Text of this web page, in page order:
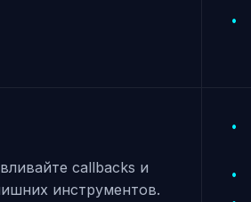
callbacks и
инструментов.